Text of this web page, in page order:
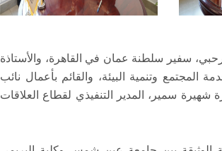
سفير سلطنة عمان في القاهرة، والأستاذة
وتنمية البيئة، والقائم بأعمال نائب
شهيرة سمير، المدير التنفيذي لقطاع العلاقات